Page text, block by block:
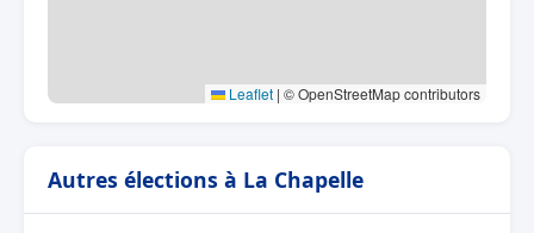
Leaflet | © OpenStreetMap contributors
Autres élections à La Chapelle